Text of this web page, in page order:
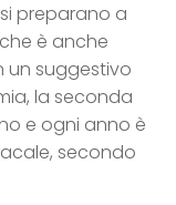
preparano a
è anche
un suggestivo
la seconda
e ogni anno è
secondo